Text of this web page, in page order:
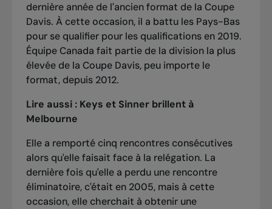
dernière année de l'ancien format de la Coupe
Davis. À cette occasion, il a battu les Pays-Bas
pour se qualifier pour les qualifications en 2019.
Équipe Canada fait partie de la division la plus
élevée de la Coupe Davis, peu importe le
format, depuis 2012.
Lire aussi : Keys et Sinner brillent à
Melbourne
Elle a remporté cinq rencontres consécutives
alors qu'elle faisait face à la relégation. La
dernière fois qu'elle a perdu une rencontre
éliminatoire, c'était en 2005, mais à cette
occasion, elle cherchait à obtenir une